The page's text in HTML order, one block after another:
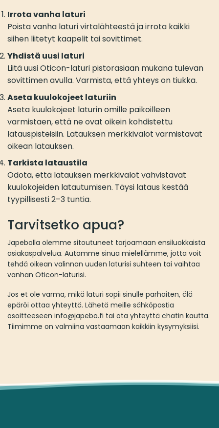
Irrota vanha laturi
Poista vanha laturi virtalähteestä ja irrota kaikki
siihen liitetyt kaapelit tai sovittimet.
Yhdistä uusi laturi
Liitä uusi Oticon-laturi pistorasiaan mukana tulevan
sovittimen avulla. Varmista, että yhteys on tiukka.
Aseta kuulokojeet laturiin
Aseta kuulokojeet laturin omille paikoilleen
varmistaen, että ne ovat oikein kohdistettu
latauspisteisiin. Latauksen merkkivalot varmistavat
oikean latauksen.
Tarkista lataustila
Odota, että latauksen merkkivalot vahvistavat
kuulokojeiden latautumisen. Täysi lataus kestää
tyypillisesti 2–3 tuntia.
Tarvitsetko apua?
Japebolla olemme sitoutuneet tarjoamaan ensiluokkaista
asiakaspalvelua. Autamme sinua mielellämme, jotta voit
tehdä oikean valinnan uuden laturisi suhteen tai vaihtaa
vanhan Oticon-laturisi.
Jos et ole varma, mikä laturi sopii sinulle parhaiten, älä
epäröi ottaa yhteyttä. Lähetä meille sähköpostia
osoitteeseen info@japebo.fi tai ota yhteyttä chatin kautta.
Tiimimme on valmiina vastaamaan kaikkiin kysymyksiisi.